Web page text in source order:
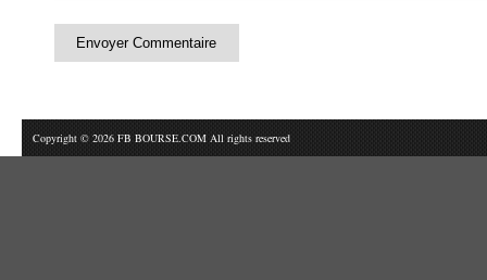
Copyright © 2026 FB BOURSE.COM All rights reserved